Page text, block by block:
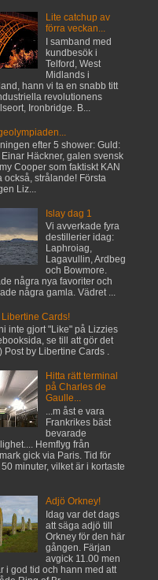
Lite catchup av
förra veckan...
I samband med
kundbesök i
Telford, West
Midlands i
hann vi ta en snabb titt
revolutionens
Ironbridge. B...
efter 5 shower: Guld:
Häckner, galen svensk
Cooper som faktiskt KAN
också, strålande! Första
Liz...
Islay dag 1
Vi avverkade fyra
destillerier idag:
Laphroiag,
Lagavullin, Ardbeg
och Bowmore.
några nya favoriter och
några gamla. Vädret ...
Libertine Cards!
inte gjort "Like" på Lizzies
se till att gör det
Post by Libertine Cards .
Hitta rätt terminal
på Charles de
Gaulle...
...m åst e vara
Frankrikes bäst
bevarade
Hemflyg från
gick via Paris. Tid för
minuter, vilket är i kortaste
Adjö Orkney!
Idag var det dags
att säga adjö till
Orkney för den här
gången. Färjan
avgick 11.00 men
i god tid och hann med att